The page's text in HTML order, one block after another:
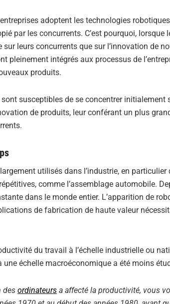
adoptent les technologies
par les concurrents. C’est pourquoi, lorsque
sur leurs concurrents que sur l’innovation de
pleinement intégrés aux processus de
produits.
susceptibles de se concentrer initialement
de produits, leur conférant un plus
utilisés dans l’industrie, en
comme l’assemblage automobile.
dans le monde entier. L’apparition de
de fabrication de haute valeur
du travail à l’échelle industrielle ou
échelle macroéconomique a été moins
des ordinateurs a affecté la productivité, vous